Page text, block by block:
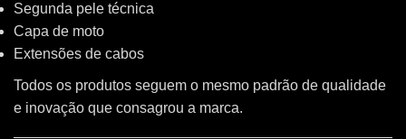
Segunda pele técnica
Capa de moto
Extensões de cabos
Todos os produtos seguem o mesmo padrão de qualidade
e inovação que consagrou a marca.